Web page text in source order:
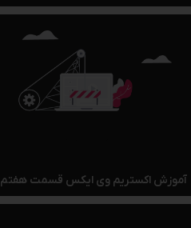
آموزش اکستریم وی ایکس قسمت هفتم